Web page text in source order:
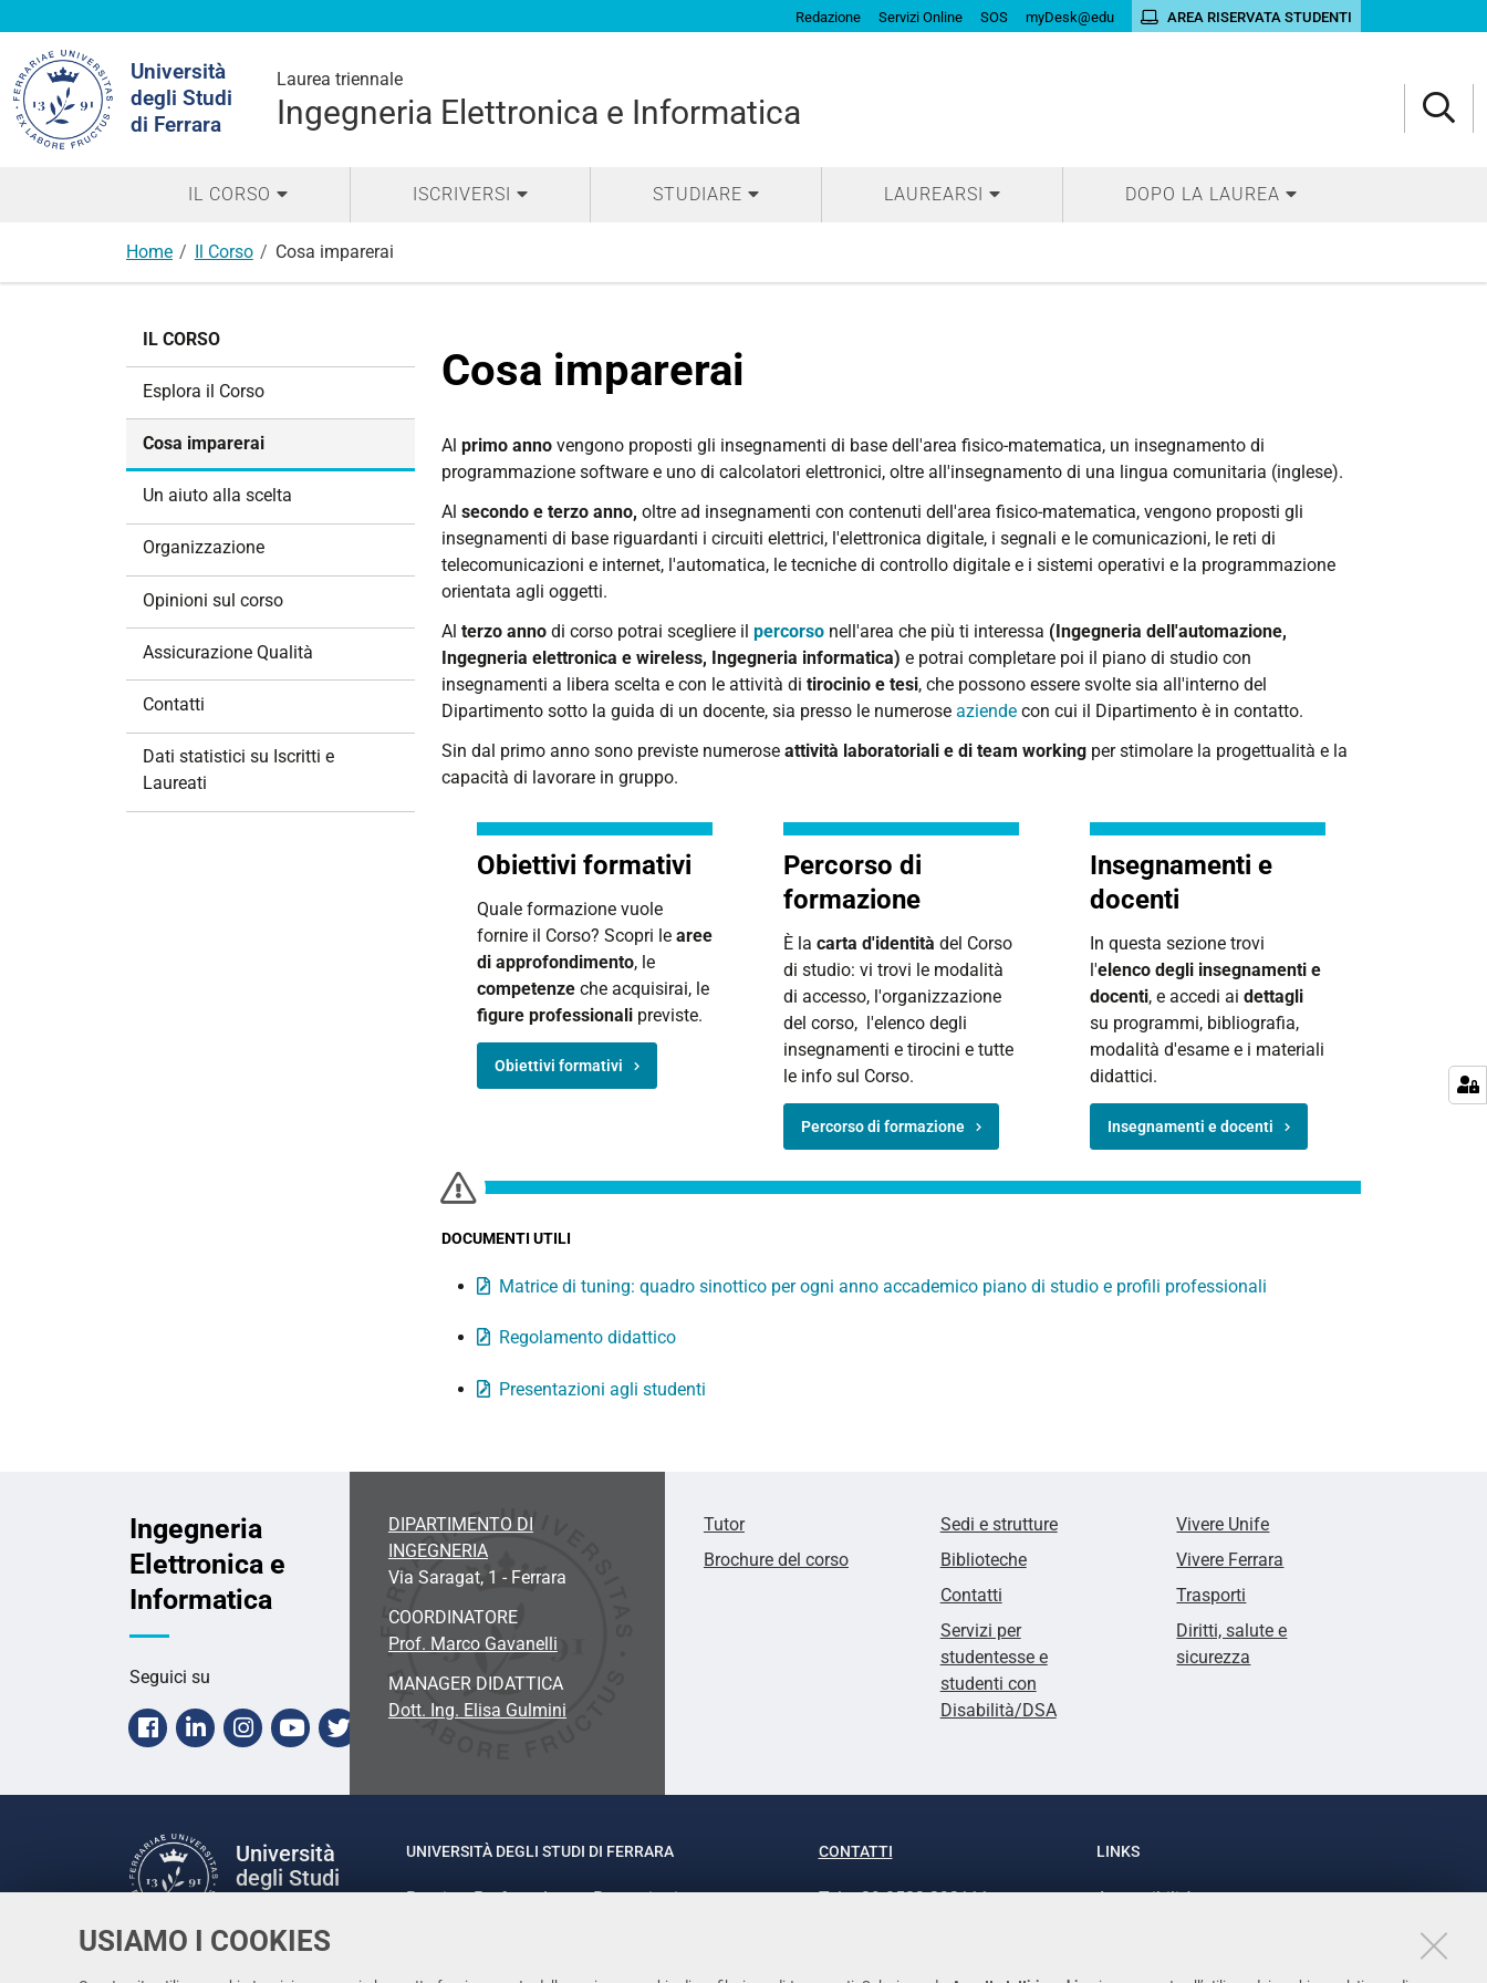
USIAMO I COOKIES
Redazione Servizi Online SOS myDesk@edu AREA RISERVATA STUDENTI
Università
degli Studi
di Ferrara
Laurea triennale
Ingegneria Elettronica e Informatica
nel
sito
IL CORSO ISCRIVERSI STUDIARE LAUREARSI DOPO LA LAUREA
Home Il Corso Cosa imparerai
Cosa imparerai
Al primo anno vengono proposti gli insegnamenti di base dell'area fisico-matematica, un insegnamento di
programmazione software e uno di calcolatori elettronici, oltre all'insegnamento di una lingua comunitaria (inglese).
Al secondo e terzo anno, oltre ad insegnamenti con contenuti dell'area fisico-matematica, vengono proposti gli
insegnamenti di base riguardanti i circuiti elettrici, l'elettronica digitale, i segnali e le comunicazioni, le reti di
telecomunicazioni e internet, l'automatica, le tecniche di controllo digitale e i sistemi operativi e la programmazione
orientata agli oggetti.
Al terzo anno di corso potrai scegliere il percorso nell'area che più ti interessa (Ingegneria dell'automazione,
Ingegneria elettronica e wireless, Ingegneria informatica) e potrai completare poi il piano di studio con
insegnamenti a libera scelta e con le attività di tirocinio e tesi, che possono essere svolte sia all'interno del
Dipartimento sotto la guida di un docente, sia presso le numerose aziende con cui il Dipartimento è in contatto.
Sin dal primo anno sono previste numerose attività laboratoriali e di team working per stimolare la progettualità e la
capacità di lavorare in gruppo.
Obiettivi formativi
Quale formazione vuole
fornire il Corso? Scopri le aree
di approfondimento, le
competenze che acquisirai, le
figure professionali previste.
Obiettivi formativi
Percorso di
formazione
È la carta d'identità del Corso
di studio: vi trovi le modalità
di accesso, l'organizzazione
del corso, l'elenco degli
insegnamenti e tirocini e tutte
le info sul Corso.
Percorso di formazione
Insegnamenti e
docenti
In questa sezione trovi
l'elenco degli insegnamenti e
docenti, e accedi ai dettagli
su programmi, bibliografia,
modalità d'esame e i materiali
didattici.
Insegnamenti e docenti
DOCUMENTI UTILI
Matrice di tuning: quadro sinottico per ogni anno accademico piano di studio e profili professionali
Regolamento didattico
Presentazioni agli studenti
IL CORSO
Esplora il Corso
Cosa imparerai
Un aiuto alla scelta
Organizzazione
Opinioni sul corso
Assicurazione Qualità
Contatti
Dati statistici su Iscritti e
Laureati
Ingegneria
Elettronica e
Informatica
Seguici su
Facebook
LinkedinInstagram
Youtube
Twitter
DIPARTIMENTO DI
INGEGNERIA
Via Saragat, 1 - Ferrara
COORDINATORE
Prof. Marco Gavanelli
MANAGER DIDATTICA
Dott. Ing. Elisa Gulmini
Tutor
Brochure del corso
Sedi e strutture
Biblioteche
Contatti
Servizi per
studentesse e
studenti con
Disabilità/DSA
Vivere Unife
Vivere Ferrara
Trasporti
Diritti, salute e
sicurezza
Università
degli Studi
UNIVERSITÀ DEGLI STUDI DI FERRARA
Rettrice: Prof.ssa Laura Ramaciotti
CONTATTI
Tel. +39 0532 293111
LINKS
Accessibilità